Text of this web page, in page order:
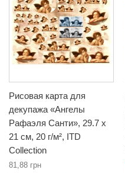
Рисовая карта для
декупажа «Ангелы
Рафаэля Санти», 29.7 x
21 см, 20 г/м², ITD
Collection
81,88 грн